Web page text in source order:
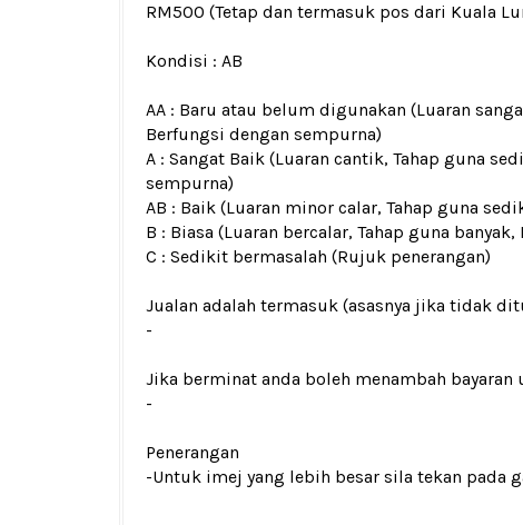
RM500 (Tetap dan termasuk pos dari Kuala
Kondisi : AB
AA : Baru atau belum digunakan (Luaran
Berfungsi dengan sempurna)
A : Sangat Baik (Luaran cantik, Tahap guna
sempurna)
AB : Baik (Luaran minor calar, Tahap guna
B : Biasa (Luaran bercalar, Tahap guna
C : Sedikit bermasalah (Rujuk penerangan)
Jualan adalah termasuk (asasnya jika tidak
-
Jika berminat anda boleh menambah bayaran
-
Penerangan
-Untuk imej yang lebih besar sila tekan pada